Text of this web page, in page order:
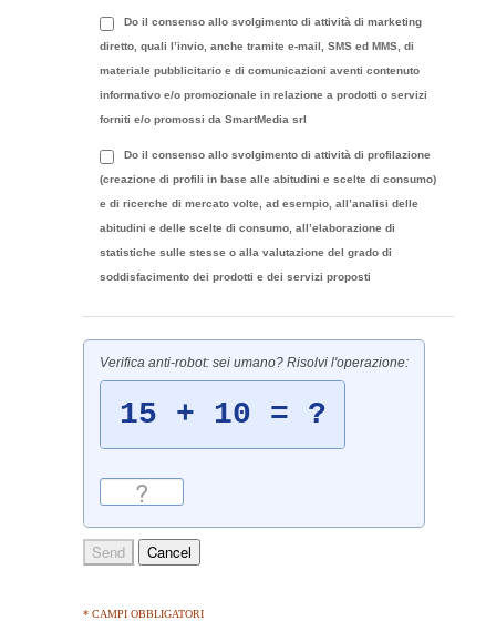
Do il consenso allo svolgimento di attività di marketing
diretto, quali l’invio, anche tramite e-mail, SMS ed MMS, di
materiale pubblicitario e di comunicazioni aventi contenuto
informativo e/o promozionale in relazione a prodotti o servizi
forniti e/o promossi da SmartMedia srl
Do il consenso allo svolgimento di attività di profilazione
(creazione di profili in base alle abitudini e scelte di consumo)
e di ricerche di mercato volte, ad esempio, all’analisi delle
abitudini e delle scelte di consumo, all’elaborazione di
statistiche sulle stesse o alla valutazione del grado di
soddisfacimento dei prodotti e dei servizi proposti
Verifica anti-robot: sei umano? Risolvi l'operazione:
* CAMPI OBBLIGATORI